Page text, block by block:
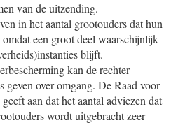
van de uitzending.
in het aantal grootouders dat hun
een groot deel waarschijnlijk
blijft.
kan de rechter
geven over omgang. De Raad voor
aan dat het aantal adviezen dat
wordt uitgebracht zeer